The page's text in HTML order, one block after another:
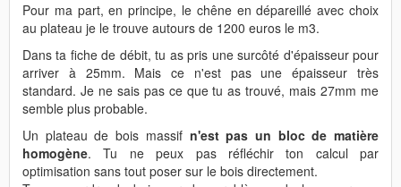
Pour ma part, en principe, le chêne en dépareillé avec choix
au plateau je le trouve autours de 1200 euros le m3.
Dans ta fiche de débit, tu as pris une surcôté d'épaisseur pour
arriver à 25mm. Mais ce n'est pas une épaisseur très
standard. Je ne sais pas ce que tu as trouvé, mais 27mm me
semble plus probable.
Un plateau de bois massif n'est pas un bloc de matière
homogène. Tu ne peux pas réfléchir ton calcul par
optimisation sans tout poser sur le bois directement.